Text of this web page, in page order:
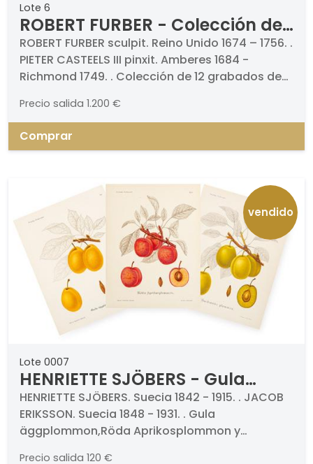
Lote 6
ROBERT FURBER - Colección de
12 grabados de flores y frutas
con los meses del año
ROBERT FURBER sculpit. Reino Unido 1674 – 1756. .
PIETER CASTEELS III pinxit. Amberes 1684 -
Richmond 1749. . Colección de 12 grabados de
Grabados (doce). Firmados, titulados y
fechados. Medidas 410 x 310 mm cada uno
Precio salida 1.200 €
Comprar
vendido
Lote 0007
HENRIETTE SJÖBERS - Gula
äggplommon,Röda
Aprikosplommon y Hackmans
plommon (variedades de
albaricoques y ciruelas
HENRIETTE SJÖBERS. Suecia 1842 - 1915. . JACOB
ERIKSSON. Suecia 1848 - 1931. . Gula
äggplommon,Röda Aprikosplommon y
Precio salida 120 €